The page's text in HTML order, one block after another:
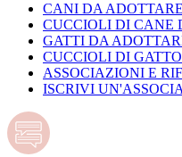
CANI DA ADOTTARE
CUCCIOLI DI CANE
GATTI DA
CUCCIOLI DI
ASSOCIAZIONI E
ISCRIVI